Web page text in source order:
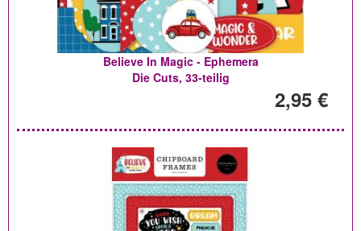
Believe In Magic - Ephemera
Die Cuts, 33-teilig
2,95 €